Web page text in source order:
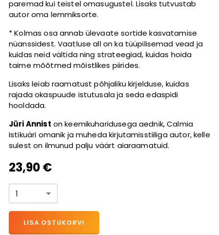
paremad kui teistel omasugustel. Lisaks tutvustab
autor oma lemmiksorte.
* Kolmas osa annab ülevaate sortide kasvatamise
nüanssidest. Vaatluse all on ka tüüpilisemad vead ja
kuidas neid vältida ning strateegiad, kuidas hoida
taime mõõtmed mõistlikes piirides.
Lisaks leiab raamatust põhjaliku kirjelduse, kuidas
rajada okaspuude istutusala ja seda edaspidi
hooldada.
Jüri Annist on keemikuharidusega aednik, Calmia
Istikuäri omanik ja muheda kirjutamisstiiliga autor, kelle
sulest on ilmunud palju väärt aiaraamatuid.
23,90 €
1
LISA OSTUKORVI